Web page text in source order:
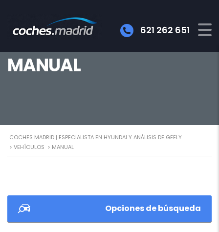
621 262 651
MANUAL
COCHES MADRID | ESPECIALISTA EN HYUNDAI Y ANÁLISIS DE GEELY
> VEHÍCULOS > MANUAL
Opciones de búsqueda